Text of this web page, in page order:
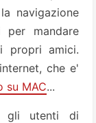
navigazione
mandare
propri amici.
che e'
su MAC...
gli utenti di